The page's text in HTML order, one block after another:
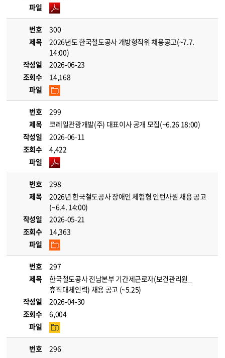
파일
번호
300
제목
2026년도 한국철도공사 개방형직위 채용공고(~7.7.
14:00)
작성일
2026-06-23
조회수
14,168
파일
번호
299
제목
코레일관광개발(주) 대표이사 공개 모집(~6.26 18:00)
작성일
2026-06-11
조회수
4,422
파일
번호
298
제목
2026년 한국철도공사 장애인 체험형 인턴사원 채용 공고
(~6.4. 14:00)
작성일
2026-05-21
조회수
14,363
파일
번호
297
제목
한국철도공사 전남본부 기간제근로자(보건관리원_
휴직대체인력) 채용 공고 (~5.25)
작성일
2026-04-30
조회수
6,004
파일
번호
296